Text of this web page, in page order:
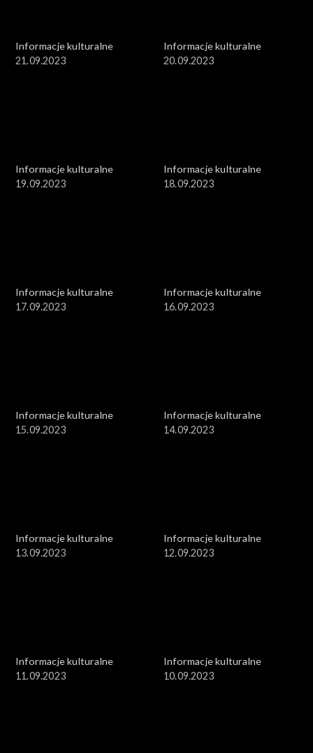
Informacje kulturalne
21.09.2023
Informacje kulturalne
20.09.2023
Informacje kulturalne
19.09.2023
Informacje kulturalne
18.09.2023
Informacje kulturalne
17.09.2023
Informacje kulturalne
16.09.2023
Informacje kulturalne
15.09.2023
Informacje kulturalne
14.09.2023
Informacje kulturalne
13.09.2023
Informacje kulturalne
12.09.2023
Informacje kulturalne
11.09.2023
Informacje kulturalne
10.09.2023